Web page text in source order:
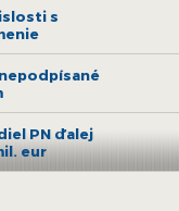
s
PN ďalej
eur